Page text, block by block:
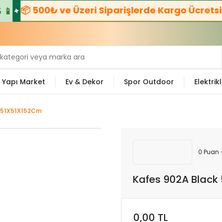
📦 500₺ ve Üzeri Siparişlerde Kargo Ücretsiz!
Yapı Market Ev & Dekor Spor Outdoor
0 Puan
Kafes 902A Black
0,00 TL